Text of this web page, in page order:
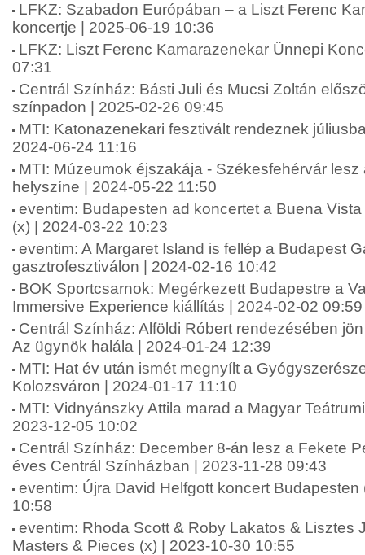
LFKZ: Szabadon Európában – a Liszt Ferenc
koncertje | 2025-06-19 10:36
LFKZ: Liszt Ferenc Kamarazenekar Ünnepi
07:31
Centrál Színház: Básti Juli és Mucsi Zoltán
színpadon | 2025-02-26 09:45
MTI: Katonazenekari fesztivált rendeznek
2024-06-24 11:16
MTI: Múzeumok éjszakája - Székesfehérvár
helyszíne | 2024-05-22 11:50
eventim: Budapesten ad koncertet a Buena
(x) | 2024-03-22 10:23
eventim: A Margaret Island is fellép a Budapest
gasztrofesztiválon | 2024-02-16 10:42
BOK Sportcsarnok: Megérkezett Budapestre a
Immersive Experience kiállítás | 2024-02-02 09:59
Centrál Színház: Alföldi Róbert rendezésében
Az ügynök halála | 2024-01-24 12:39
MTI: Hat év után ismét megnyílt a
Kolozsváron | 2024-01-17 11:10
MTI: Vidnyánszky Attila marad a Magyar
2023-12-05 10:02
Centrál Színház: December 8-án lesz a Fekete
éves Centrál Színházban | 2023-11-28 09:43
eventim: Újra David Helfgott koncert Budapesten
10:58
eventim: Rhoda Scott & Roby Lakatos & Lisztes
Masters & Pieces (x) | 2023-10-30 10:55